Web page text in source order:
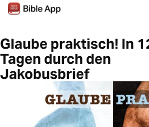
Glaube praktisch! In
Tagen durch den
Jakobusbrief